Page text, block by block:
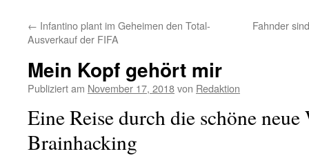
← Infantino plant im Geheimen den Total-
Ausverkauf der FIFA
Fahnder
Mein Kopf gehört mir
Publiziert am November 17, 2018von Redaktion
Eine Reise durch die schöne neue
Brainhacking